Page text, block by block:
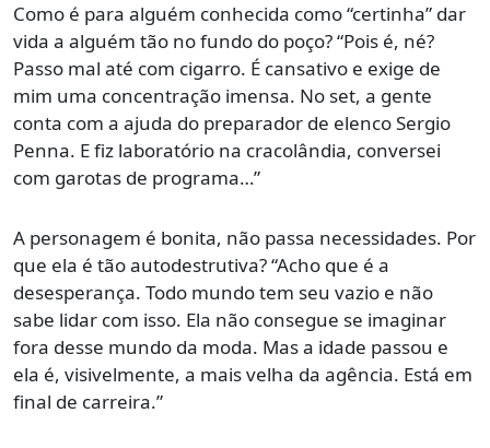
Como é para alguém conhecida como “certinha” dar
vida a alguém tão no fundo do poço? “Pois é, né?
Passo mal até com cigarro. É cansativo e exige de
mim uma concentração imensa. No set, a gente
conta com a ajuda do preparador de elenco Sergio
Penna. E fiz laboratório na cracolândia, conversei
com garotas de programa…”
A personagem é bonita, não passa necessidades. Por
que ela é tão autodestrutiva? “Acho que é a
desesperança. Todo mundo tem seu vazio e não
sabe lidar com isso. Ela não consegue se imaginar
fora desse mundo da moda. Mas a idade passou e
ela é, visivelmente, a mais velha da agência. Está em
final de carreira.”